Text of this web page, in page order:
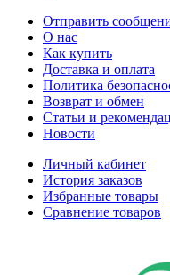
Отправить
О нас
Как купить
Доставка и оплата
Политика
Возврат и обмен
Статьи и
Новости
Личный кабинет
История заказов
Избранные товары
Сравнение товаров